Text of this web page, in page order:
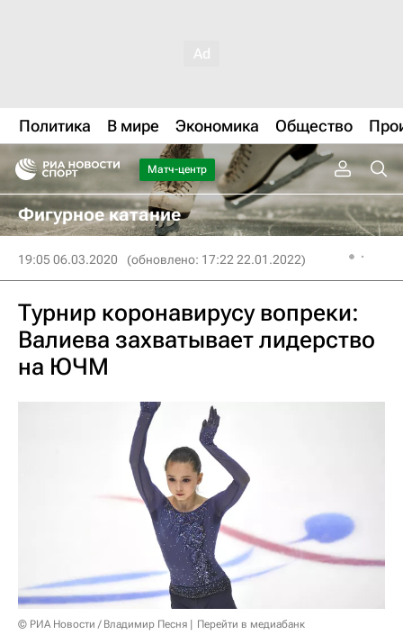
Политика В мире Экономика Общество
Матч-центр
Фигурное катание
19:05 06.03.2020 (обновлено: 17:22 22.01.2022)
Турнир коронавирусу вопреки:
Валиева захватывает лидерство
на ЮЧМ
© РИА Новости / Владимир Песня Перейти в медиабанк